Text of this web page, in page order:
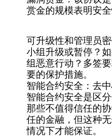
赏金的规模表明安全
可升级性和管理员
小组升级或暂停？
组恶意行动？多签
要的保护措施。
智能合约安全：去
智能合约安全是区
那些不值得信任的
任的金融，但这种
情况下才能保证。